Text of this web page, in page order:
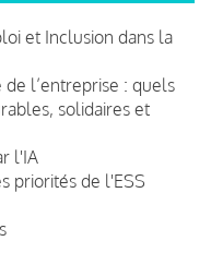
et Inclusion dans la
l’entreprise : quels
solidaires et
l'IA
priorités de l'ESS